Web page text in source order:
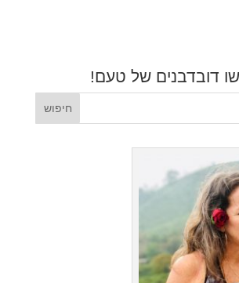
דובדבנים של טעם!